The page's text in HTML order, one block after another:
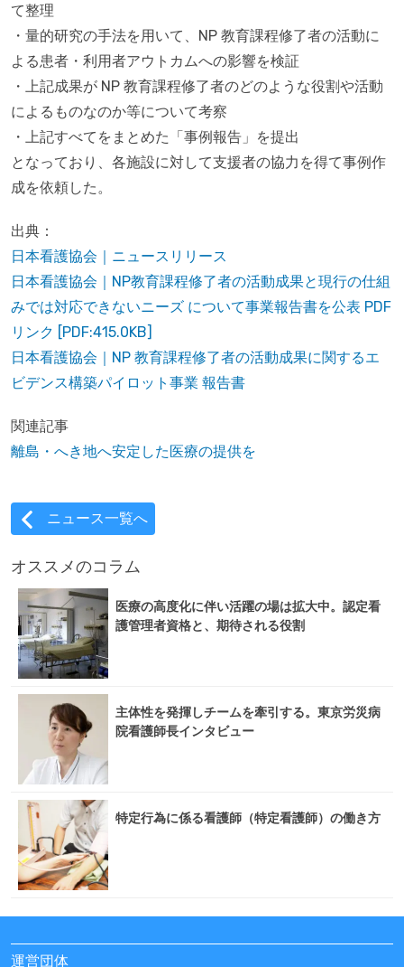
て整理
・量的研究の手法を用いて、NP 教育課程修了者の活動に
よる患者・利用者アウトカムへの影響を検証
・上記成果が NP 教育課程修了者のどのような役割や活動
によるものなのか等について考察
・上記すべてをまとめた「事例報告」を提出
となっており、各施設に対して支援者の協力を得て事例作
成を依頼した。
出典：
日本看護協会｜ニュースリリース
日本看護協会｜NP教育課程修了者の活動成果と現行の仕組
みでは対応できないニーズ について事業報告書を公表 PDF
リンク [PDF:415.0KB]
日本看護協会｜NP 教育課程修了者の活動成果に関するエ
ビデンス構築パイロット事業 報告書
関連記事
離島・へき地へ安定した医療の提供を
ニュース一覧へ
オススメのコラム
医療の高度化に伴い活躍の場は拡大中。認定看
護管理者資格と、期待される役割
主体性を発揮しチームを牽引する。東京労災病
院看護師長インタビュー
特定行為に係る看護師（特定看護師）の働き方
運営団体